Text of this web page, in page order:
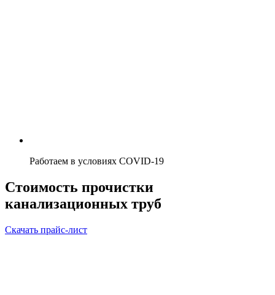
Работаем в условиях COVID-19
Стоимость прочистки
канализационных труб
Скачать прайс-лист